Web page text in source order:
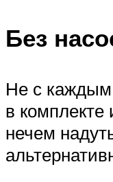
Без
Не с
в комплекте
нечем